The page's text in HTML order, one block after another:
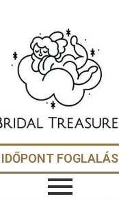
IDŐPONT FOGLALÁS